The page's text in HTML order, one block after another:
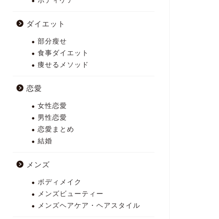
ダイエット
部分瘦せ
食事ダイエット
痩せるメソッド
恋愛
女性恋愛
男性恋愛
恋愛まとめ
結婚
メンズ
ボディメイク
メンズビューティー
メンズヘアケア・ヘアスタイル